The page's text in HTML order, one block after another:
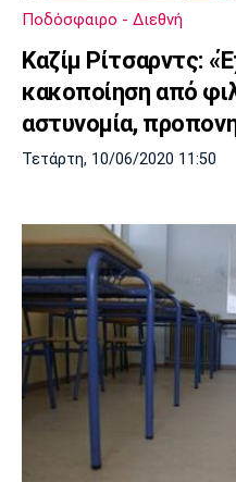
Ποδόσφαιρο - Διεθνή
Καζίμ Ρίτσαρντς:
κακοποίηση από
αστυνομία,
Τετάρτη, 10/06/2020 11:50